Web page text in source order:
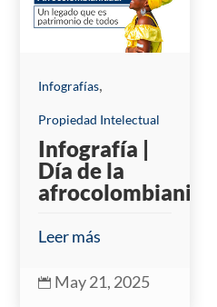
Infografías,
Propiedad Intelectual
Infografía |
Día de la
afrocolombianidad
Leer más
 May 21, 2025